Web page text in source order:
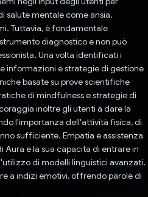
salute mentale come ansia,
Tuttavia, è fondamentale
diagnostico e non può
Una volta identificati i
informazioni e strategie di gestione
basate su prove scientifiche
di mindfulness e strategie di
inoltre gli utenti a dare la
l'importanza dell'attività fisica, di
sufficiente. Empatia e assistenza
è la sua capacità di entrare in
di modelli linguistici avanzati,
a indizi emotivi, offrendo parole di